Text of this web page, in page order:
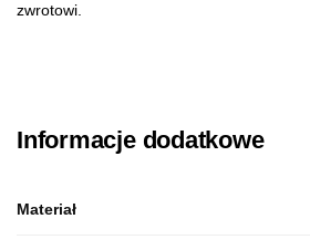
zwrotowi.
Informacje dodatkowe
Materiał